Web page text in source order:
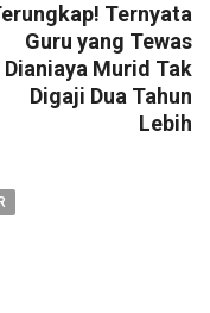
Ternyata
Guru yang Tewas
Dianiaya Murid Tak
Digaji Dua Tahun
Lebih